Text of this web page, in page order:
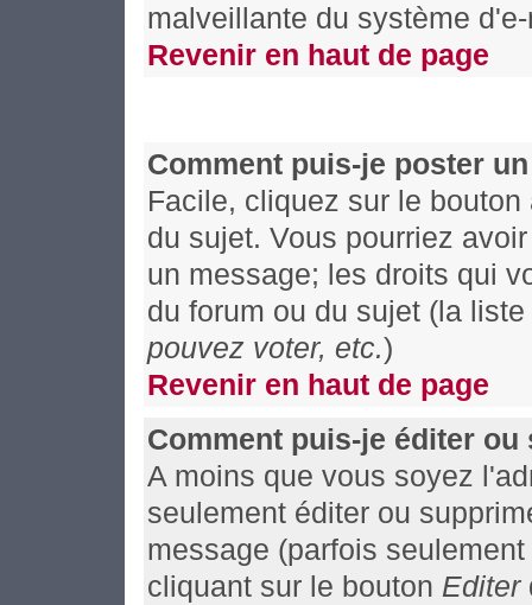
malveillante du système
Revenir en haut de page
Comment puis-je poster
Facile, cliquez sur le
du sujet. Vous pourriez
un message; les droits qui
du forum ou du sujet (la liste
pouvez voter, etc.)
Revenir en haut de page
Comment puis-je éditer
A moins que vous soyez
seulement éditer ou
message (parfois
cliquant sur le bouton Editer